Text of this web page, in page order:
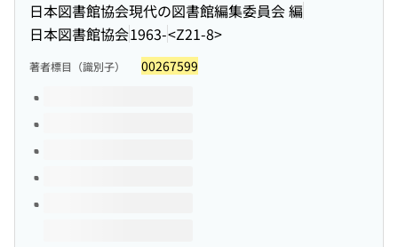
日本図書館協会現代の図書館編集委員会 編
日本図書館協会1963-<Z21-8>
著者標目（識別子） 00267599
このタイトルの巻号